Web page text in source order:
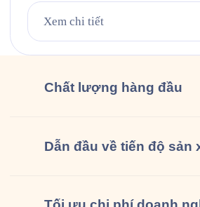
triệu người Việt đã quen với thói
và làm ly Guta nhé!” mỗi ngày.
Xem chi tiết
Chất lượng hàng đầu
Dẫn đầu về tiến độ sản